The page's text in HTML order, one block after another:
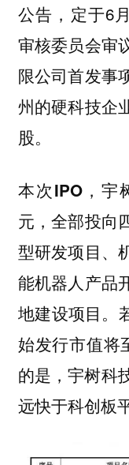
公告，定于6
审核委员会审
限公司首发事
州的硬科技企
股。
本次IPO，宇
元 ，全部投向
型研发项目、
能机器人产品
地建设项目。
始发行市值将
的是，宇树科
远快于科创板